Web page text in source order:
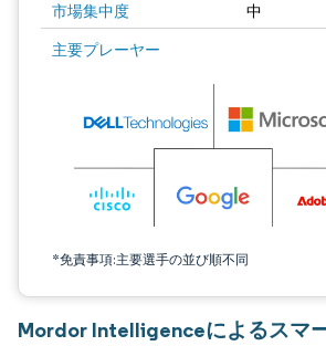
市場集中度 中
主要プレーヤー
*免責事項:主要選手の並び順不同
画像 © Mordor Intelligence。再利用にはCC BY
Mordor Intelligenceによるスマ